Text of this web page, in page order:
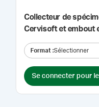
Collecteur de
Cervisoft et embout
Format :Sélectionner
Se connecter pour